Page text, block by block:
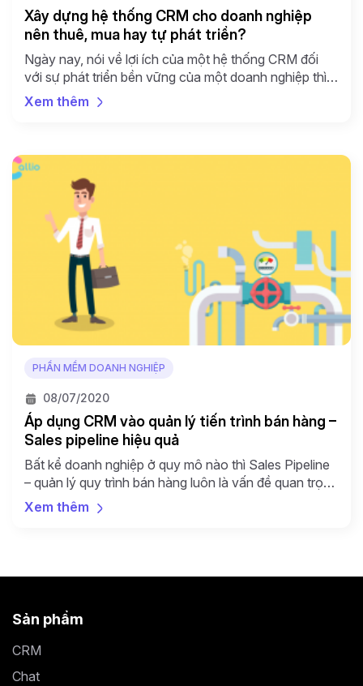
Xây dựng hệ thống CRM cho doanh nghiệp
nên thuê, mua hay tự phát triển?
Ngày nay, nói về lợi ích của một hệ thống CRM đối
với sự phát triển bền vững của một doanh nghiệp thì
gần như doanh nghiệp nào cũng biết và có nhu cầu
triển khai CRM phục vụ cho hoạt động kinh doanh
Xem thêm
PHẦN MỀM DOANH NGHIỆP
08/07/2020
Áp dụng CRM vào quản lý tiến trình bán hàng –
Sales pipeline hiệu quả
Bất kể doanh nghiệp ở quy mô nào thì Sales Pipeline
– quản lý quy trình bán hàng luôn là vấn đề quan trọng
đối với doanh nghiệp. Quản lý quy trình bán hàng chặt
chẽ giúp chủ doanh nghiệp dự đoán được dòng tiền
Xem thêm
Sản phẩm
CRM
Chat